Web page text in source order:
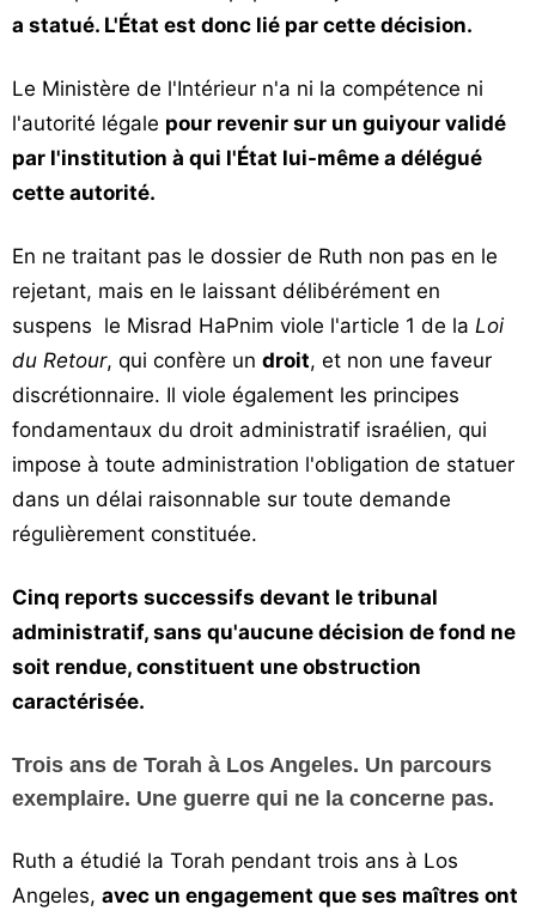
a statué. L'État est donc lié par cette décision.
Le Ministère de l'Intérieur n'a ni la compétence ni
l'autorité légale pour revenir sur un guiyour validé
par l'institution à qui l'État lui-même a délégué
cette autorité.
En ne traitant pas le dossier de Ruth non pas en le
rejetant, mais en le laissant délibérément en
suspens le Misrad HaPnim viole l'article 1 de la Loi
du Retour, qui confère un droit, et non une faveur
discrétionnaire. Il viole également les principes
fondamentaux du droit administratif israélien, qui
impose à toute administration l'obligation de statuer
dans un délai raisonnable sur toute demande
régulièrement constituée.
Cinq reports successifs devant le tribunal
administratif, sans qu'aucune décision de fond ne
soit rendue, constituent une obstruction
caractérisée.
Trois ans de Torah à Los Angeles. Un parcours
exemplaire. Une guerre qui ne la concerne pas.
Ruth a étudié la Torah pendant trois ans à Los
Angeles, avec un engagement que ses maîtres ont